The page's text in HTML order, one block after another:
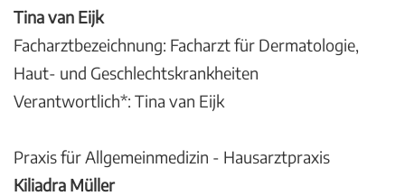
Tina van Eijk
Facharztbezeichnung: Facharzt für Dermatologie,
Haut- und Geschlechtskrankheiten
Verantwortlich*: Tina van Eijk
Praxis für Allgemeinmedizin - Hausarztpraxis
Kiliadra Müller